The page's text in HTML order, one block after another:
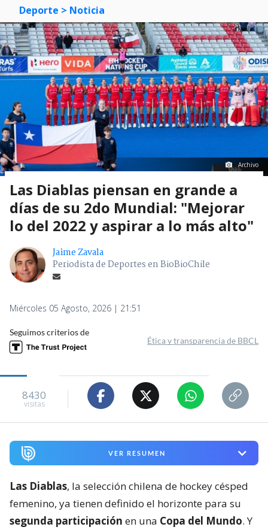
Deporte > Noticia
Archivo
Las Diablas piensan en grande a
días de su 2do Mundial: "Mejorar
lo del 2022 y aspirar a lo más alto"
Jaime Zavala
Periodista de Deportes en BioBioChile
Miércoles 05 Agosto, 2026 | 21:51
Seguimos criterios de
Ética y transparencia de BBCL
8430
visitas
VER RESUMEN
Las Diablas, la selección chilena de hockey césped
femenino, ya tienen definido el horizonte para su
segunda participación en una Copa del Mundo. Y